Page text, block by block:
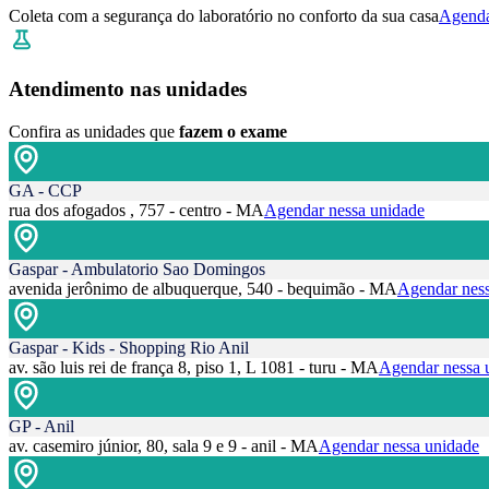
Coleta com a segurança do laboratório no conforto da sua casa
Atendimento nas unidades
Confira as unidades que fazem o exame
GA - CCP
rua dos afogados , 757 - centro - MAAgendar nessa unidade
Gaspar - Ambulatorio Sao Domingos
avenida jerônimo de albuquerque, 540 - bequimão - MAAgendar
Gaspar - Kids - Shopping Rio Anil
av. são luis rei de frança 8, piso 1, L 1081 - turu - MAAgendar nessa
GP - Anil
av. casemiro júnior, 80, sala 9 e 9 - anil - MAAgendar nessa unidade